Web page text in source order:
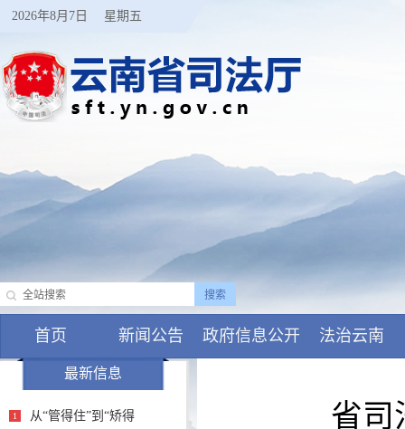
2026年8月7日 星期五
首页 新闻公告 政府信息公开 法治云南
最新信息
1 从“管得住”到“矫得 省司